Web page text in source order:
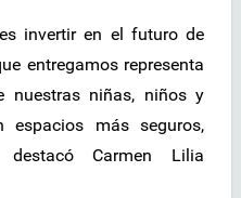
invertir en el futuro de
entregamos representa
nuestras niñas, niños y
espacios más seguros,
destacó Carmen Lilia